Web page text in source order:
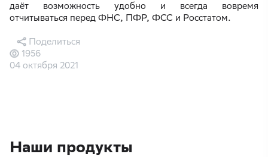
даёт возможность удобно и всегда вовремя
отчитываться перед ФНС, ПФР, ФСС и Росстатом.
04 октября 2021
1956
Поделиться
Наши продукты